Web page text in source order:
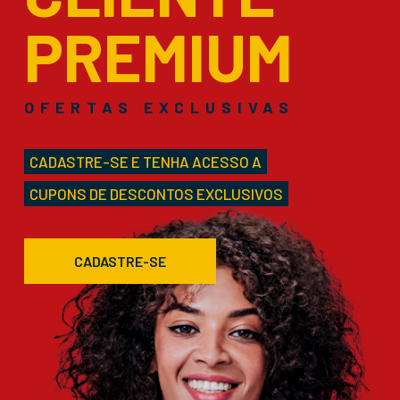
PREMIUM
OFERTAS EXCLUSIVAS
CADASTRE-SE E TENHA ACESSO A
CUPONS DE DESCONTOS EXCLUSIVOS
CADASTRE-SE